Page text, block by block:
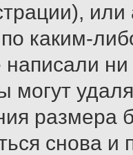
каким-
могут
размера
снова и